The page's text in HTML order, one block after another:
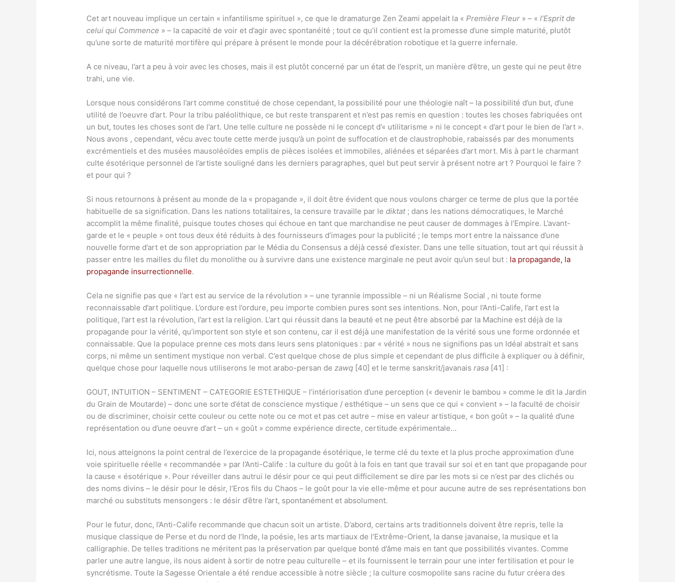
Cet art nouveau implique un certain « infantilisme spirituel », ce que le dramaturge Zen Zeami appelait la «Première Fleur » – «l’Esprit de
celui qui Commence » – la capacité de voir et d’agir avec spontanéité ; tout ce qu’il contient est la promesse d’une simple maturité, plutôt
qu’une sorte de maturité mortifère qui prépare à présent le monde pour la décérébration robotique et la guerre infernale.
A ce niveau, l’art a peu à voir avec les choses, mais il est plutôt concerné par un état de l’esprit, un manière d’être, un geste qui ne peut être
trahi, une vie.
Lorsque nous considérons l’art comme constitué de chose cependant, la possibilité pour une théologie naît – la possibilité d’un but, d’une
utilité de l’oeuvre d’art. Pour la tribu paléolithique, ce but reste transparent et n’est pas remis en question : toutes les choses fabriquées ont
un but, toutes les choses sont de l’art. Une telle culture ne possède ni le concept d’« utilitarisme » ni le concept « d’art pour le bien de l’art ».
Nous avons , cependant, vécu avec toute cette merde jusqu’à un point de suffocation et de claustrophobie, rabaissés par des monuments
excrémentiels et des musées mausoléoïdes emplis de pièces isolées et immobiles, aliénées et séparées d’art mort. Mis à part le charmant
culte ésotérique personnel de l’artiste souligné dans les derniers paragraphes, quel but peut servir à présent notre art ? Pourquoi le faire ?
et pour qui ?
Si nous retournons à présent au monde de la « propagande », il doit être évident que nous voulons charger ce terme de plus que la portée
habituelle de sa signification. Dans les nations totalitaires, la censure travaille par lediktat; dans les nations démocratiques, le Marché
accomplit la même finalité, puisque toutes choses qui échoue en tant que marchandise ne peut causer de dommages à l’Empire. L’avant-
garde et le « peuple » ont tous deux été réduits à des fournisseurs d’images pour la publicité ; le temps mort entre la naissance d’une
nouvelle forme d’art et de son appropriation par le Média du Consensus a déjà cessé d’exister. Dans une telle situation, tout art qui réussit à
passer entre les mailles du filet du monolithe ou à survivre dans une existence marginale ne peut avoir qu’un seul but : la propagande, la
propagande insurrectionnelle.
Cela ne signifie pas que « l’art est au service de la révolution » – une tyrannie impossible – ni un Réalisme Social , ni toute forme
reconnaissable d’art politique. L’ordure est l’ordure, peu importe combien pures sont ses intentions. Non, pour l’Anti-Calife, l’art est la
politique, l’art est la révolution, l’art est la religion. L’art qui réussit dans la beauté et ne peut être absorbé par la Machine est déjà de la
propagande pour la vérité, qu’importent son style et son contenu, car il est déjà une manifestation de la vérité sous une forme ordonnée et
connaissable. Que la populace prenne ces mots dans leurs sens platoniques : par « vérité » nous ne signifions pas un Idéal abstrait et sans
corps, ni même un sentiment mystique non verbal. C’est quelque chose de plus simple et cependant de plus difficile à expliquer ou à définir,
quelque chose pour laquelle nous utiliserons le mot arabo-persan dezawq [40] et le terme sanskrit/javanaisrasa [41] :
GOUT, INTUITION – SENTIMENT – CATEGORIE ESTETHIQUE – l’intériorisation d’une perception (« devenir le bambou » comme le dit la Jardin
du Grain de Moutarde) – donc une sorte d’état de conscience mystique / esthétique – un sens que ce qui « convient » – la faculté de choisir
ou de discriminer, choisir cette couleur ou cette note ou ce mot et pas cet autre – mise en valeur artistique, « bon goût » – la qualité d’une
représentation ou d’une oeuvre d’art – un « goût » comme expérience directe, certitude expérimentale…
Ici, nous atteignons la point central de l’exercice de la propagande ésotérique, le terme clé du texte et la plus proche approximation d’une
voie spirituelle réelle « recommandée » par l’Anti-Calife : la culture du goût à la fois en tant que travail sur soi et en tant que propagande pour
la cause « ésotérique ». Pour réveiller dans autrui le désir pour ce qui peut difficilement se dire par les mots si ce n’est par des clichés ou
des noms divins – le désir pour le désir, l’Eros fils du Chaos – le goût pour la vie elle-même et pour aucune autre de ses représentations bon
marché ou substituts mensongers : le désir d’être l’art, spontanément et absolument.
Pour le futur, donc, l’Anti-Calife recommande que chacun soit un artiste. D’abord, certains arts traditionnels doivent être repris, telle la
musique classique de Perse et du nord de l’Inde, la poésie, les arts martiaux de l’Extrême-Orient, la danse javanaise, la musique et la
calligraphie. De telles traditions ne méritent pas la préservation par quelque bonté d’âme mais en tant que possibilités vivantes. Comme
parler une autre langue, ils nous aident à sortir de notre peau culturelle – et ils fournissent le terrain pour une inter fertilisation et pour le
syncrétisme. Toute la Sagesse Orientale a été rendue accessible à notre siècle ; la culture cosmopolite sans racine du futur créera des